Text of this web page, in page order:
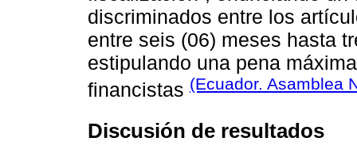
discriminados entre los
entre seis (06) meses hasta
estipulando una pena
financistas (Ecuador. Asamblea
Discusión de resultados